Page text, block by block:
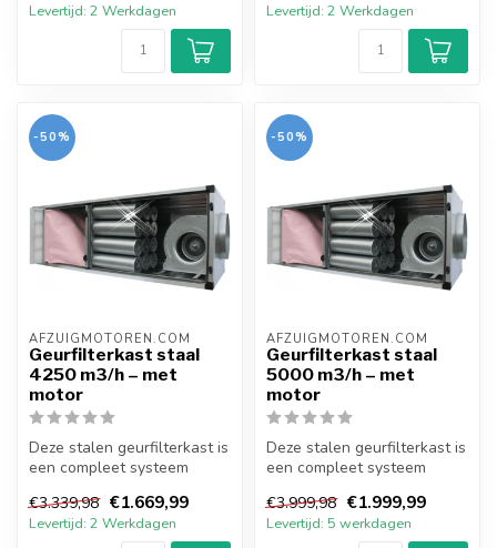
Levertijd: 2 Werkdagen Levertijd: 2 Werkdagen
-50%
AFZUIGMOTOREN.COM
Geurfilterkast staal
4250 m3/h – met
motor
Deze stalen geurfilterkast is
een compleet systeem
kool...
€3.339,98 €1.669,99
Levertijd: 2 Werkdagen
-50%
AFZUIGMOTOREN.COM
Geurfilterkast staal
5000 m3/h – met
motor
Deze stalen geurfilterkast is
een compleet systeem
kool...
€3.999,98 €1.999,99
Levertijd: 5 werkdagen